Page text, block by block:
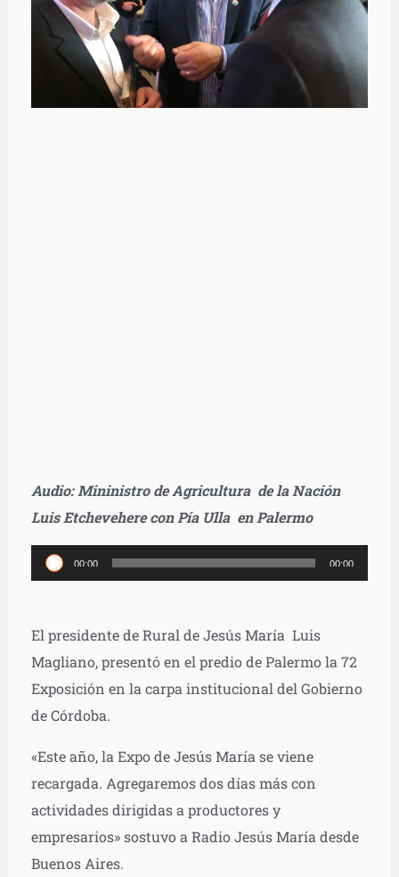
Audio: Mininistro de Agricultura de la Nación
Luis Etchevehere con Pía Ulla en Palermo
Reproductor
de
00:00 00:00
El presidente de Rural de Jesús María Luis
Magliano, presentó en el predio de Palermo la 72
Exposición en la carpa institucional del Gobierno
de Córdoba.
«Este año, la Expo de Jesús María se viene
recargada. Agregaremos dos días más con
actividades dirigidas a productores y
empresarios» sostuvo a Radio Jesús María desde
Buenos Aires.